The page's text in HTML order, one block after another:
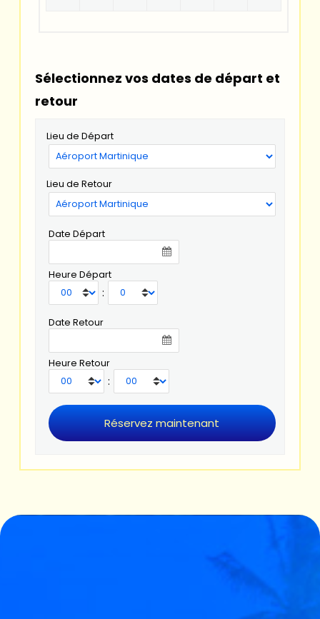
Sélectionnez vos dates de départ et
retour
Lieu de Départ
Lieu de Retour
Date Départ
Heure Départ
:
Date Retour
Heure Retour
: